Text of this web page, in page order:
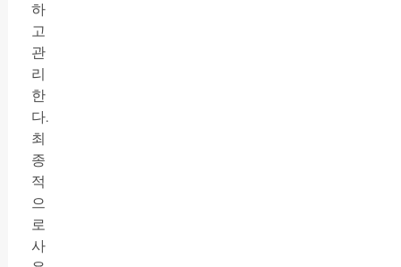
하
고
관
리
한
다.
최
종
적
으
로
사